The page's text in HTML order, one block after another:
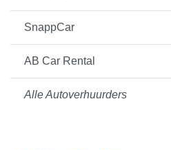
SnappCar
AB Car Rental
Alle Autoverhuurders